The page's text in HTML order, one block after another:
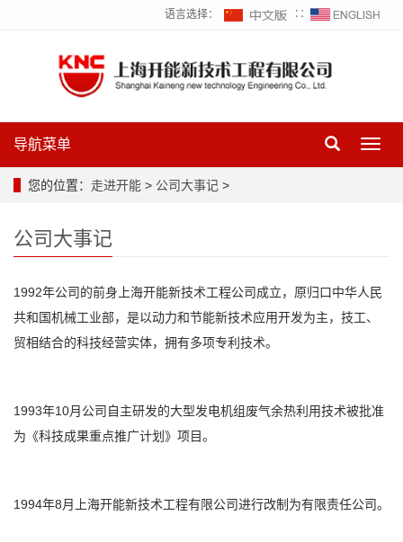
语言选择： ∷
导航菜单
您的位置： 走进开能 > 公司大事记 >
公司大事记
1992年公司的前身上海开能新技术工程公司成立，原归口中华人民
共和国机械工业部，是以动力和节能新技术应用开发为主，技工、
贸相结合的科技经营实体，拥有多项专利技术。
1993年10月公司自主研发的大型发电机组废气余热利用技术被批准
为《科技成果重点推广计划》项目。
1994年8月上海开能新技术工程有限公司进行改制为有限责任公司。